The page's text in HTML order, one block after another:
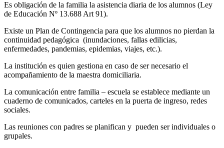
Es obligación de la familia la asistencia diaria de los alumnos (Ley
de Educación Nº 13.688 Art 91).
Existe un Plan de Contingencia para que los alumnos no pierdan la
continuidad pedagógica (inundaciones, fallas edilicias,
enfermedades, pandemias, epidemias, viajes, etc.).
La institución es quien gestiona en caso de ser necesario el
acompañamiento de la maestra domiciliaria.
La comunicación entre familia – escuela se establece mediante un
cuaderno de comunicados, carteles en la puerta de ingreso, redes
sociales.
Las reuniones con padres se planifican y pueden ser individuales o
grupales.